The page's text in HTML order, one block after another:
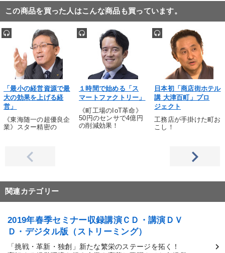
この商品を買った人はこんな商品も買っています。
「最小の経営資源で最
大の効果を上げる経
営」
《東海随一の超優良企
業》スター精密の
１時間で始める「ス
マートファクトリー」
《町工場のIoT革命》
50円のセンサで4億円
の削減効果！
日本初「商店街ホテル
講 大津百町」プロ
ジェクト
工務店が手掛けた町お
こし！
関連カテゴリー
2019年春季セミナー収録講演ＣＤ・講演ＤＶ
Ｄ・デジタル版（ストリーミング）
「挑戦・革新・独創」新たな繁栄のステージを拓く！